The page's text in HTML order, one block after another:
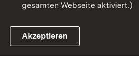
Link zum Landesportal
gesamten Webseite aktiviert.)
Akzeptieren